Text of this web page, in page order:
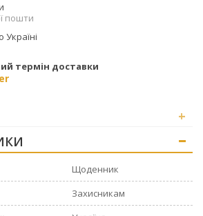
пошти
Україні
термін доставки
+
Щоденник
Захисникам